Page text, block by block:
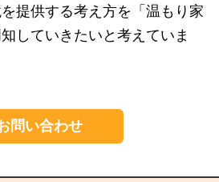
提供する考え方を「温もり家
していきたいと考えていま
問い合わせ